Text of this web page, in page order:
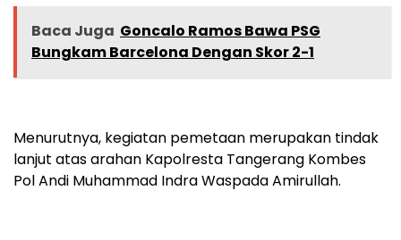
Baca Juga Goncalo Ramos Bawa PSG
Bungkam Barcelona Dengan Skor 2-1
Menurutnya, kegiatan pemetaan merupakan tindak
lanjut atas arahan Kapolresta Tangerang Kombes
Pol Andi Muhammad Indra Waspada Amirullah.